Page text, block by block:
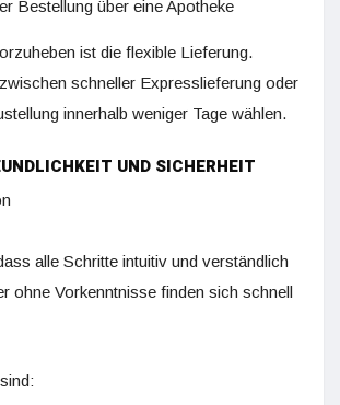
Bestellung über eine Apotheke
ist die flexible Lieferung.
schneller Expresslieferung oder
innerhalb weniger Tage wählen.
UND SICHERHEIT
alle Schritte intuitiv und verständlich
ohne Vorkenntnisse finden sich schnell